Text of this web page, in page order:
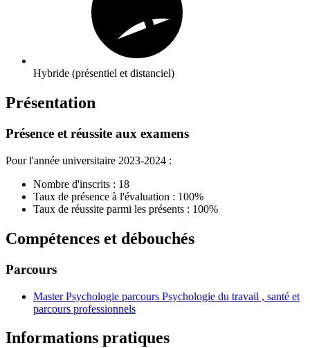
Hybride (présentiel et distanciel)
Présentation
Présence et réussite aux examens
Pour l'année universitaire 2023-2024 :
Nombre d'inscrits : 18
Taux de présence à l'évaluation : 100%
Taux de réussite parmi les présents : 100%
Compétences et débouchés
Parcours
Master Psychologie parcours Psychologie du travail , santé et
parcours professionnels
Informations pratiques